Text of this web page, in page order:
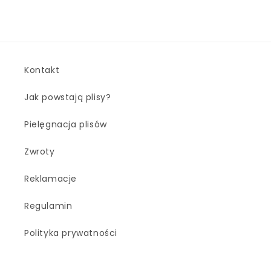
Kontakt
Jak powstają plisy?
Pielęgnacja plisów
Zwroty
Reklamacje
Regulamin
Polityka prywatności